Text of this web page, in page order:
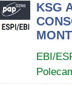
KSG
EBI/